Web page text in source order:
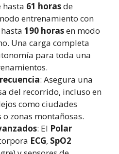
hasta 61 horasde
entrenamiento con
190 horasen modo
Una carga completa
para toda una
: Asegura una
del recorrido, incluso en
como ciudades
zonas montañosas.
: El Polar
ECG, SpO2